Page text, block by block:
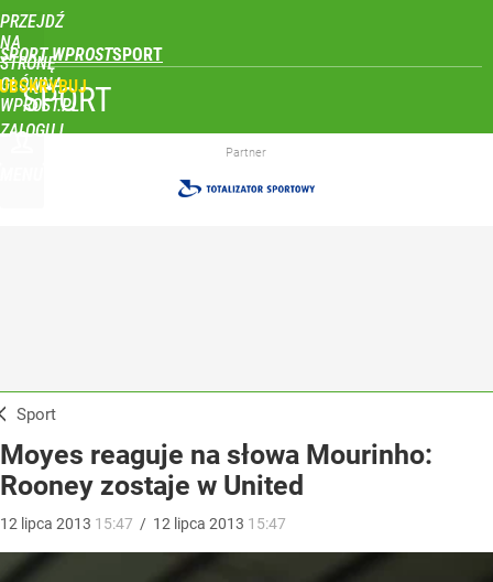
PRZEJDŹ
NA
STRONĘ
GŁÓWNĄ
WPROST.PL
SPORT WPROST
ZALOGUJ
SPORT
Partner
Sport
Moyes reaguje na słowa Mourinho:
Rooney zostaje w United
12 lipca 2013 15:47 / 12 lipca 2013 15:47